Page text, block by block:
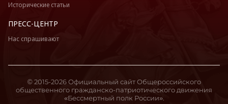
Исторические статьи
ПРЕСС-ЦЕНТР
Нас спрашивают
© 2015-2026 Официальный сайт Общероссийского
общественного гражданско-патриотического движения
«Бессмертный полк России».